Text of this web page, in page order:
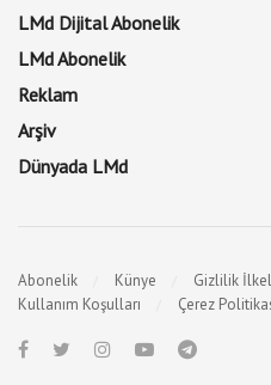
LMd Dijital Abonelik
LMd Abonelik
Reklam
Arşiv
Dünyada LMd
Abonelik Künye Gizlilik
Kullanım Koşulları
Çerez